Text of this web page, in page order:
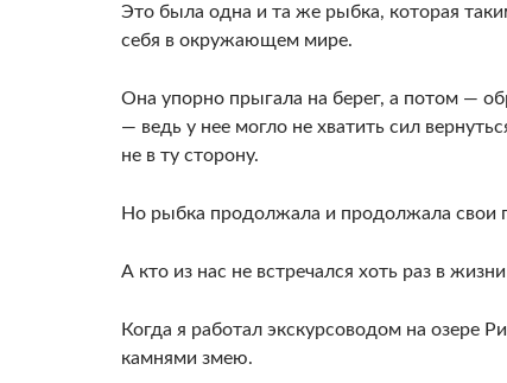
Это была одна и та же рыбка, которая
себя в окружающем мире.
Она упорно прыгала на берег, а потом —
— ведь у нее могло не хватить сил
не в ту сто­рону.
Но рыбка продолжала и продолжала свои
А кто из нас не встречался хоть раз в
Когда я рабо­тал экскурсоводом на озере
камнями змею.